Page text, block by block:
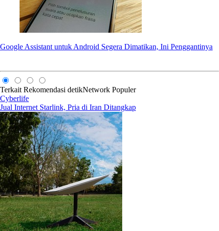
Google Assistant untuk Android Segera Dimatikan, Ini Penggantinya
Terkait Rekomendasi detikNetwork Populer
Cyberlife
Jual Internet Starlink, Pria di Iran Ditangkap